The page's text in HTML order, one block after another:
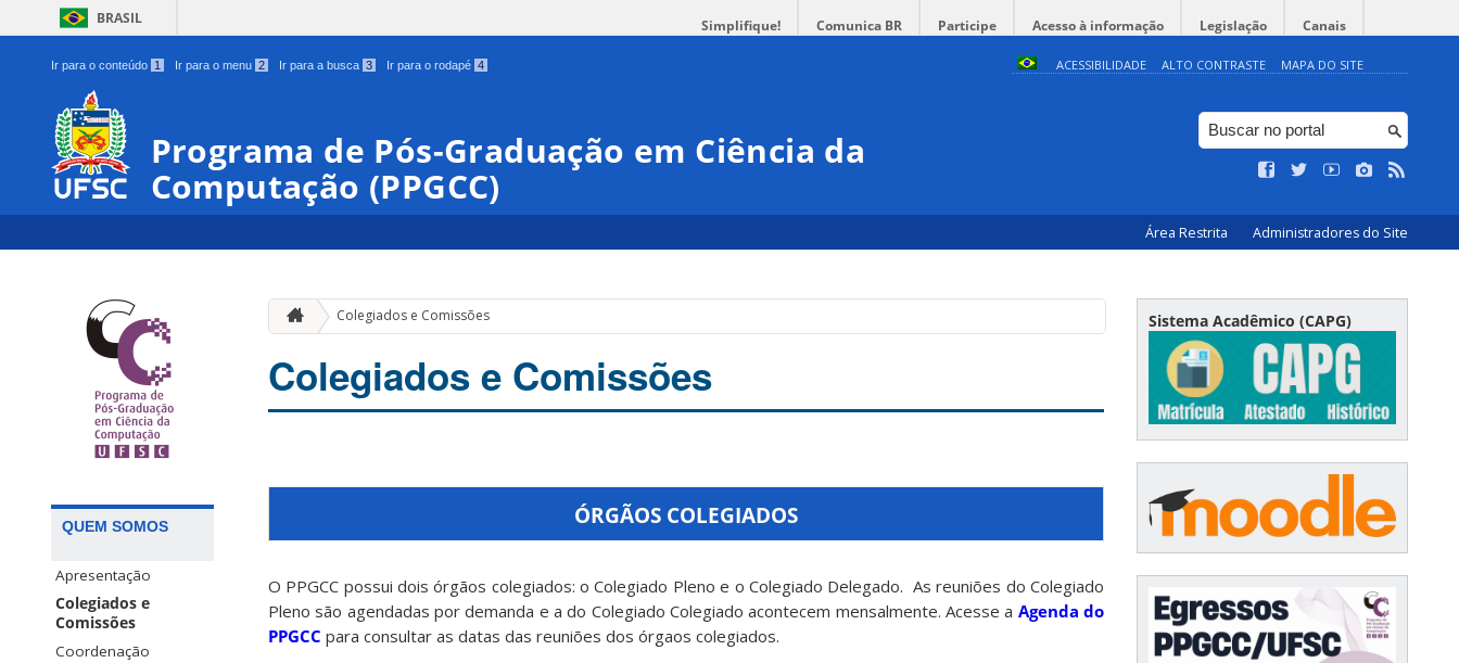
BRASIL Simplifique! Comunica BR Participe Acesso à informação Legislação Canais
Ir para o conteúdo 1 Ir para o menu 2 Ir para a busca 3 Ir para o rodapé 4 ACESSIBILIDADE ALTO CONTRASTE MAPA DO SITE
Programa de Pós-Graduação em Ciência da
Computação (PPGCC)
Área Restrita Administradores do Site
QUEM SOMOS
Apresentação
Colegiados e
Comissões
Coordenação
Colegiados e Comissões
Colegiados e Comissões
ÓRGÃOS COLEGIADOS
O PPGCC possui dois órgãos colegiados: o Colegiado Pleno e o Colegiado Delegado. As reuniões do Colegiado
Pleno são agendadas por demanda e a do Colegiado Colegiado acontecem mensalmente. Acesse a Agenda do
PPGCC para consultar as datas das reuniões dos órgaos colegiados.
Sistema Acadêmico (CAPG)